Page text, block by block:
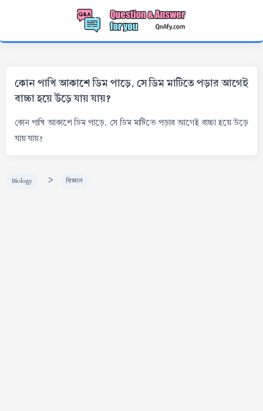
কোন পাখি আকাশে ডিম পাড়ে, সে ডিম মাটিতে পড়ার আগেই
বাচ্চা হয়ে উড়ে যায় যায়?
কোন পাখি আকাশে ডিম পাড়ে, সে ডিম মাটিতে পড়ার আগেই বাচ্চা হয়ে উড়ে
যায় যায়?
Biology > বিজ্ঞান